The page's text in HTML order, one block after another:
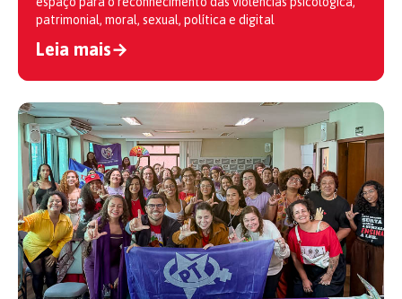
patrimonial, moral, sexual, política e digital
Leia mais→